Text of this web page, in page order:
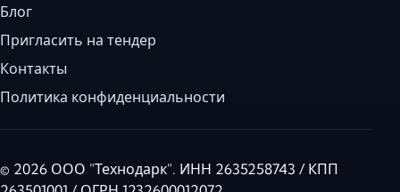
Блог
Пригласить на тендер
Контакты
Политика конфиденциальности
© 2026 ООО "Технодарк". ИНН 2635258743 / КПП